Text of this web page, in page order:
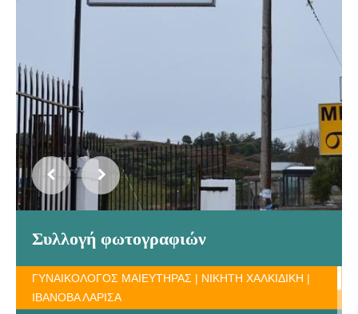
Συλλογή φωτογραφιών
ΓΥΝΑΙΚΟΛΟΓΟΣ ΜΑΙΕΥΤΗΡΑΣ | ΝΙΚΗΤΗ ΧΑΛΚΙΔΙΚΗ |
ΙΒΑΝΟΒΑ ΛΑΡΙΣΑ